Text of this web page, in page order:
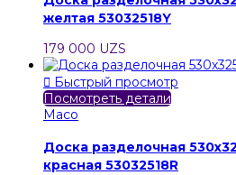
желтая 53032518Y
179 000 UZS
 Быстрый просмотр
Посмотреть детали
Maco
Доска разделочная
красная 53032518R